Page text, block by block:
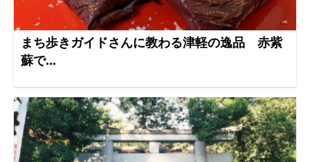
まち歩きガイドさんに教わる津軽の逸品 赤紫
蘇で...